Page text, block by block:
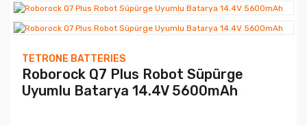
TETRONE BATTERIES
Roborock Q7 Plus Robot Süpürge
Uyumlu Batarya 14.4V 5600mAh